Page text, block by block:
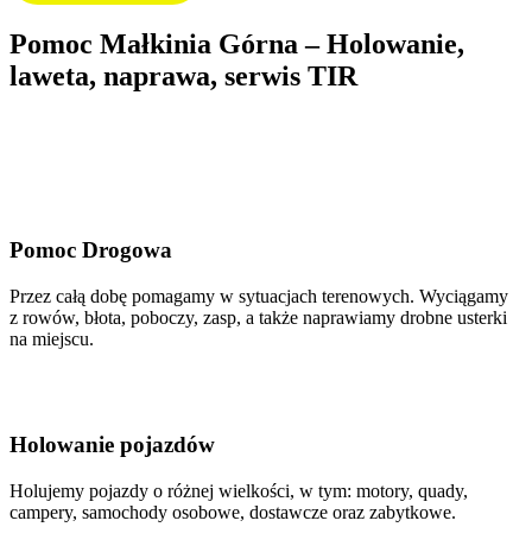
Pomoc Małkinia Górna – Holowanie,
laweta, naprawa, serwis TIR
Pomoc Drogowa
Przez całą dobę pomagamy w sytuacjach terenowych. Wyciągamy
z rowów, błota, poboczy, zasp, a także naprawiamy drobne usterki
na miejscu.
Holowanie pojazdów
Holujemy pojazdy o różnej wielkości, w tym: motory, quady,
campery, samochody osobowe, dostawcze oraz zabytkowe.